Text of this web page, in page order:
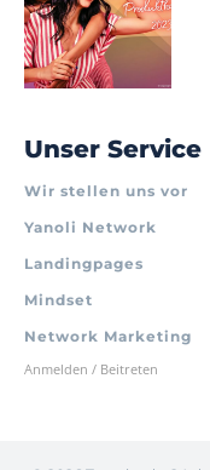
Unser Service
Wir stellen uns vor
Yanoli Network
Landingpages
Mindset
Network Marketing
Anmelden / Beitreten